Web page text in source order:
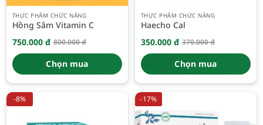
THỰC PHẨM CHỨC NĂNG
Hồng Sâm Vitamin C
800.000đ
Giá
gốc
là:
800.000 đ.
750.000 đ
Giá
hiện
tại
là:
750.000 đ.
Chọn mua
THỰC PHẨM CHỨC NĂNG
Haecho Cal
370.000đ
Giá
gốc
là:
370.000 đ.
350.000 đ
Giá
hiện
tại
là:
350.000 đ.
Chọn mua
-8% -17%